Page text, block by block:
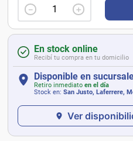
＋
－
En stock online
Recibí tu compra en tu domicilio
Disponible en
Retiro inmediato en el día
Stock en: San Justo, Laferrere,
Ver